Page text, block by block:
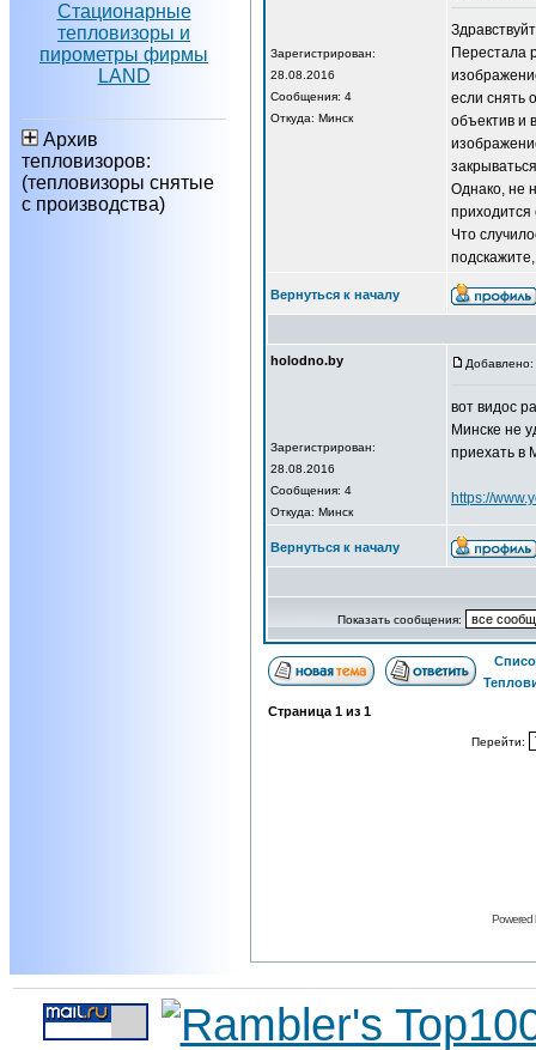
Стационарные
тепловизоры и
пирометры фирмы
LAND
Архив
тепловизоров:
(тепловизоры снятые
с производства)
Зарегистрирован:
28.08.2016
Сообщения: 4
Откуда: Минск
Перестала
если снять
объектив и
Однако, не
приходится
Что
подскажите,
Вернуться к началу
holodno.by
Зарегистрирован:
28.08.2016
Сообщения: 4
Откуда: Минск
вот видос
Минске не
приехать в
https://
Вернуться к началу
Показать сообщения:
Страница 1 из 1
Перейти:
Powered